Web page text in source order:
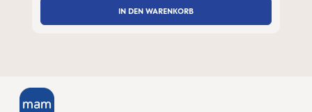
IN DEN WARENKORB